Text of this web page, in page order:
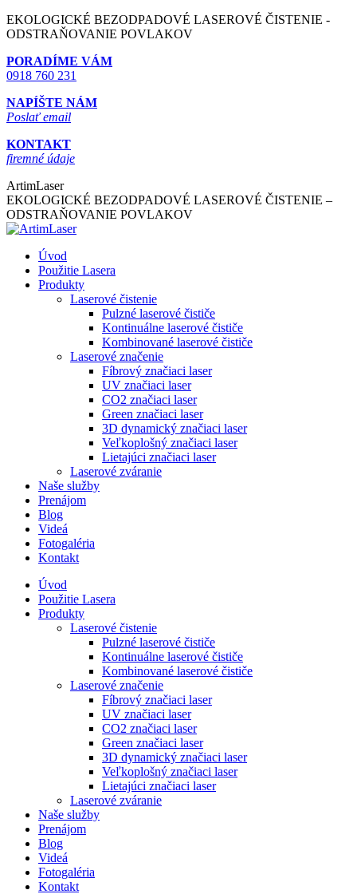
Skip
to
EKOLOGICKÉ BEZODPADOVÉ LASEROVÉ ČISTENIE -
ODSTRAŇOVANIE POVLAKOV
PORADÍME VÁM
0918 760 231
NAPÍŠTE NÁM
Poslať email
KONTAKT
firemné údaje
ArtimLaser
EKOLOGICKÉ BEZODPADOVÉ LASEROVÉ ČISTENIE –
ODSTRAŇOVANIE POVLAKOV
Úvod
Použitie Lasera
Produkty
Laserové čistenie
Pulzné laserové čističe
Kontinuálne laserové čističe
Kombinované laserové čističe
Laserové značenie
Fíbrový značiaci laser
UV značiaci laser
CO2 značiaci laser
Green značiaci laser
3D dynamický značiaci laser
Veľkoplošný značiaci laser
Lietajúci značiaci laser
Laserové zváranie
Naše služby
Prenájom
Blog
Videá
Fotogaléria
Kontakt
Úvod
Použitie Lasera
Produkty
Laserové čistenie
Pulzné laserové čističe
Kontinuálne laserové čističe
Kombinované laserové čističe
Laserové značenie
Fíbrový značiaci laser
UV značiaci laser
CO2 značiaci laser
Green značiaci laser
3D dynamický značiaci laser
Veľkoplošný značiaci laser
Lietajúci značiaci laser
Laserové zváranie
Naše služby
Prenájom
Blog
Videá
Fotogaléria
Kontakt